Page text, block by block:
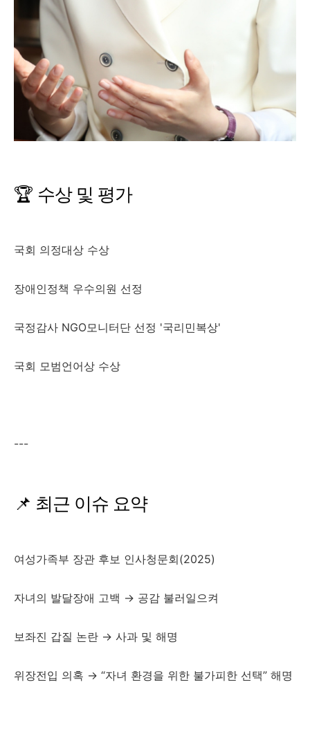
🏆 수상 및 평가
국회 의정대상 수상
장애인정책 우수의원 선정
국정감사 NGO모니터단 선정 '국리민복상'
국회 모범언어상 수상
---
📌 최근 이슈 요약
여성가족부 장관 후보 인사청문회(2025)
자녀의 발달장애 고백 → 공감 불러일으켜
보좌진 갑질 논란 → 사과 및 해명
위장전입 의혹 → “자녀 환경을 위한 불가피한 선택” 해명